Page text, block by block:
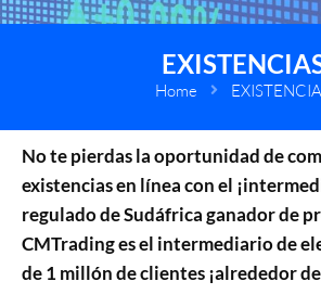
Home
No te pierdas la oportunidad de
existencias en línea con el
regulado de Sudáfrica ganador de
CMTrading es el intermediario de
de 1 millón de clientes ¡alrededor